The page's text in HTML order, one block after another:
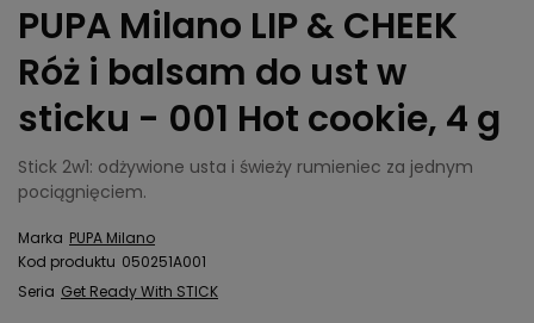
PUPA Milano LIP & CHEEK
Róż i balsam do ust w
sticku - 001 Hot cookie, 4 g
Stick 2w1: odżywione usta i świeży rumieniec za jednym
pociągnięciem.
Marka PUPA Milano
Kod produktu 050251A001
Seria Get Ready With STICK